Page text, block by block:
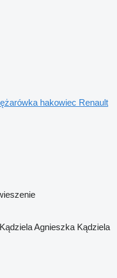
hakowiec Renault
Agnieszka Kądziela